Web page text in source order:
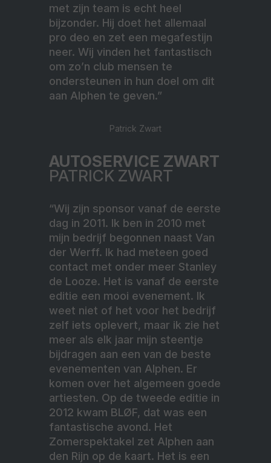
met zijn team is echt heel
bijzonder. Hij doet het allemaal
pro deo en zet een megafestijn
neer. Wij vinden het fantastisch
om zo’n club mensen te
ondersteunen in hun doel om dit
aan Alphen te geven.”
Patrick Zwart
AUTOSERVICE ZWART
PATRICK ZWART
“Wij zijn sponsor vanaf de eerste
dag in 2011. Ik ben in 2010 met
mijn bedrijf begonnen naast Van
der Werff. Ik had meteen goed
contact met onder meer Stanley
de Looze. Het is vanaf de eerste
editie een mooi evenement. Ik
weet niet of het voor het bedrijf
zelf iets oplevert, maar ik zie het
meer als elk jaar mijn steentje
bijdragen aan een van de beste
evenementen van Alphen. Er
komen over het algemeen goede
artiesten. Op de tweede editie in
2012 kwam BLØF, dat was een
fantastische avond. Het
Zomerspektakel zet Alphen aan
den Rijn op de kaart. Het is een